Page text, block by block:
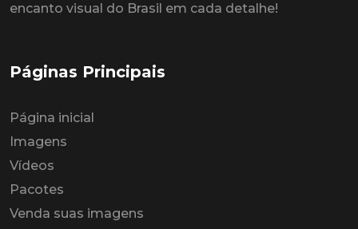
encanto visual do Brasil em cada detalhe!
Páginas Principais
Página inicial
Imagens
Vídeos
Pacotes
Venda suas imagens